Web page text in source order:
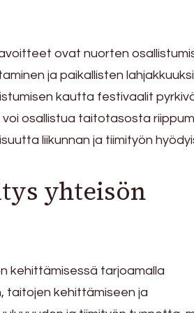
ovat nuorten
ja paikallisten
kautta festivaalit
voi osallistua taitotasosta
liikunnan ja tiimityön
yhteisön
kehittämisessä tarjoamalla
taitojen kehittämiseen ja